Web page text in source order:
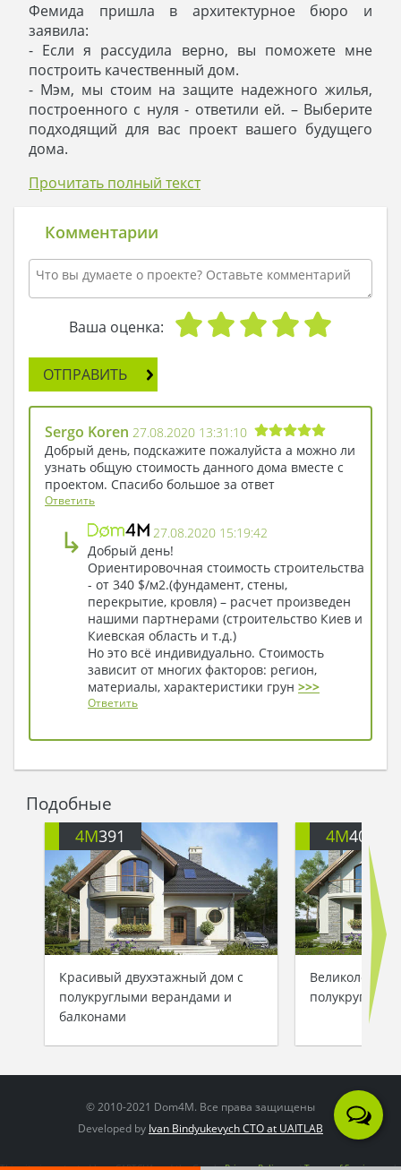
Фемида пришла в архитектурное бюро и
заявила:
- Если я рассудила верно, вы поможете мне
построить качественный дом.
- Мэм, мы стоим на защите надежного жилья,
построенного с нуля - ответили ей. – Выберите
подходящий для вас проект вашего будущего
дома.
классический, - ответила им Фемида, - к тому же,
прецедентом, ведь мои соседи уже заканчивают
строительство.
- Вот прекрасный двухэтажный особняк на две
семьи: посмотрите, первый этаж отведен под
общение семьи, а второй – под отдых, и там
находится три спальни.
невозмутимо ответила Фемида. – По статье о
красоте фасадов и их сочетаемости с
окружающей средой, этот мятный цвет не
вызывает ничего, кроме восторга.
- Миледи, ваша справедливость служит
наилучшим комплиментом нашему делу, -
ответили ей профессиональные архитекторы.
- Тогда давайте узаконим сделку - предложила
Фемида, ища в сумочке авторучку для
подписания договора. – Я готова подписать его
с закрытыми глазами, - смело ответила она и
оставила на бумаге росчерк…
Прочитать полный текст
Комментарии
Ваша оценка:
ОТПРАВИТЬ
Sergo Koren 27.08.2020 13:31:10
Добрый день, подскажите пожалуйста а можно ли
узнать общую стоимость данного дома вместе с
проектом. Спасибо большое за ответ
Ответить
↳
27.08.2020 15:19:42
Добрый день!
Ориентировочная стоимость строительства
- от 340 $/м2.(фундамент, стены,
перекрытие, кровля) – расчет произведен
нашими партнерами (строительство Киев и
Киевская область и т.д.)
Но это всё индивидуально. Стоимость
зависит от многих факторов: регион,
материалы, характеристики грун >>>
Ответить
Подобные
4M391
Красивый двухэтажный дом с
полукруглыми верандами и
балконами
4M401
© 2010-2021 Dom4M. Все права защищены
Developed by Ivan Bindyukevych CTO at UAITLAB